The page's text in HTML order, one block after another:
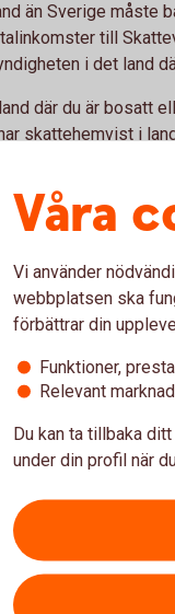
än Sverige måste
till
i det land
där du är bosatt
skattehemvist i
exempelvis USA.
du kontakta
av kunder
hemsida.
Våra
Vi använder
webbplatsen ska
förbättrar din
Funktioner,
Relevant
Du kan ta tillbaka
under din profil när